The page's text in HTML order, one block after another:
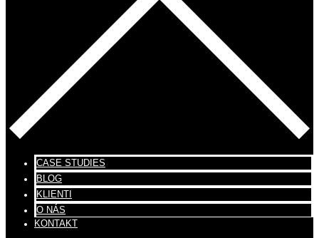
CASE STUDIES
BLOG
KLIENTI
O NÁS
KONTAKT